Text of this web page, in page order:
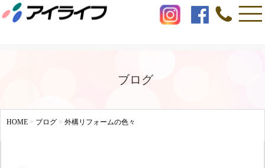
ブログ
HOME > ブログ > 外構リフォームの色々